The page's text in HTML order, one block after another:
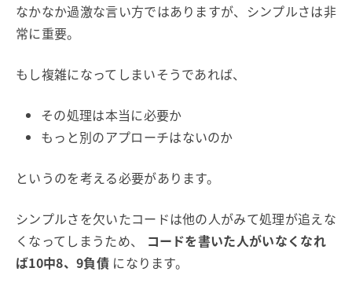
なかなか過激な言い方ではありますが、シンプルさは非
常に重要。
もし複雑になってしまいそうであれば、
その処理は本当に必要か
もっと別のアプローチはないのか
というのを考える必要があります。
シンプルさを欠いたコードは他の人がみて処理が追えな
くなってしまうため、
コードを書いた人がいなくなれ
ば10中8、9負債になります。